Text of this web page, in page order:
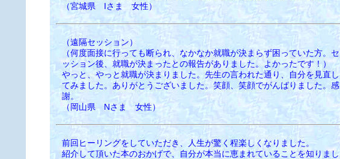
（宮城県 Iさま 女性）
（遠隔セッション）
（何度面接に行っても断られ、なかなか就職が決まらず困っていた方。セ
ッション後、就職が決まったとの報告がありました。よかったです！）
やっと、やっと就職が決まりました。先生の言われた通り、自分を見直し
てみました。ありがとうございました。笑顔、笑顔でがんばりました。感
謝。
（岡山県 Nさま 女性）
前回ヒーリングをしていただき、人生が驚く程楽しくなりました。
紹介して頂いた本のおかげで、自分が本当に恵まれていることを知りまし